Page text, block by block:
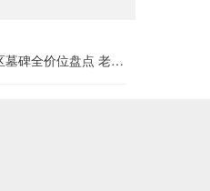
碑全价位盘点 老客